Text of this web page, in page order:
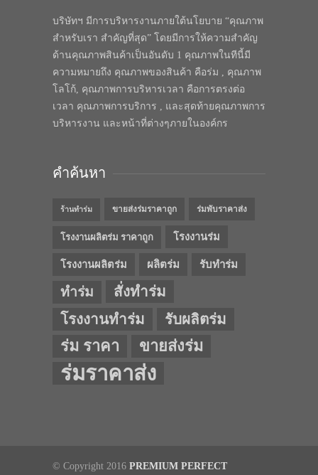
บริษัทฯ มีการบริหารงานภายใต้นโยบาย “คุณภาพ
สำหรับเรา สำคัญที่สุด” โดยมีการให้ความสำคัญ
ด้านคุณภาพสินค้าเป็นอันดับ 1 คุณภาพในทีนี้มี
ความหมายถึง คุณภาพของสินค้า คือร่ม , คุณภาพ
โลโก้, คุณภาพการบริหารเวลา คือการตรงต่อ
เวลา คุณภาพการบริการ , และสุดท้ายคุณภาพการ
บริหารงาน และหน้าที่ต่างๆภายในองค์กร
คำค้นหา
ร้านทำร่ม ขายส่งร่มราคาถูก ร่มพับราคาส่ง
โรงงานผลิตร่ม ราคาถูก โรงงานร่ม
โรงงานผลิตร่ม ผลิตร่ม รับทำร่ม
ทำร่ม
สั่งทำร่ม
โรงงานทำร่ม
รับผลิตร่ม
ร่ม ราคา ขายส่งร่ม
ร่มราคาส่ง
© Copyright 2016 PREMIUM PERFECT